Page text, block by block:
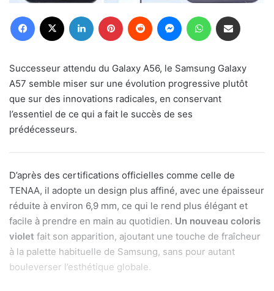
Facebook Linkedin Pinterest Reddit MessengerWhatsApp
Successeur attendu du Galaxy A56, le Samsung Galaxy
A57 semble miser sur une évolution progressive plutôt
que sur des innovations radicales, en conservant
l’essentiel de ce qui a fait le succès de ses
prédécesseurs.
D’après des certifications officielles comme celle de
TENAA, il adopte un design plus affiné, avec une épaisseur
réduite à environ 6,9 mm, ce qui le rend plus élégant et
facile à prendre en main au quotidien. Un nouveau coloris
violet fait son apparition, ajoutant une touche de fraîcheur
à la palette habituelle de Samsung, sans pour autant
bouleverser l’esthétique globale.